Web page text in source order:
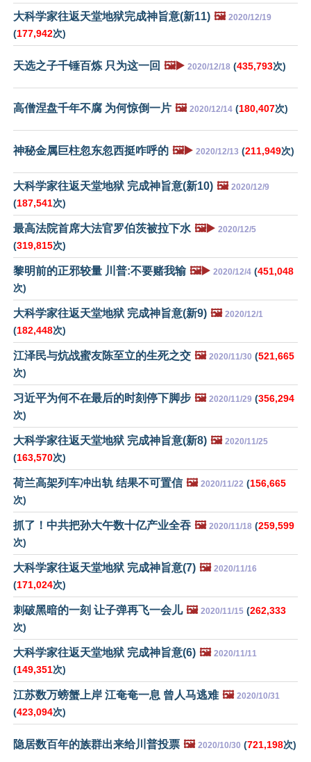
大科学家往返天堂地狱完成神旨意(新11) 🖼️ 2020/12/19
(177,942次)
天选之子千锤百炼 只为这一回 🖼️▶️ 2020/12/18 (435,793次)
高僧涅盘千年不腐 为何惊倒一片 🖼️ 2020/12/14 (180,407次)
神秘金属巨柱忽东忽西挺咋呼的 🖼️▶️ 2020/12/13 (211,949次)
大科学家往返天堂地狱 完成神旨意(新10) 🖼️ 2020/12/9
(187,541次)
最高法院首席大法官罗伯茨被拉下水 🖼️▶️ 2020/12/5
(319,815次)
黎明前的正邪较量 川普:不要赌我输 🖼️▶️ 2020/12/4 (451,048
次)
大科学家往返天堂地狱 完成神旨意(新9) 🖼️ 2020/12/1
(182,448次)
江泽民与炕战蜜友陈至立的生死之交 🖼️ 2020/11/30 (521,665
次)
习近平为何不在最后的时刻停下脚步 🖼️ 2020/11/29 (356,294
次)
大科学家往返天堂地狱 完成神旨意(新8) 🖼️ 2020/11/25
(163,570次)
荷兰高架列车冲出轨 结果不可置信 🖼️ 2020/11/22 (156,665
次)
抓了！中共把孙大午数十亿产业全吞 🖼️ 2020/11/18 (259,599
次)
大科学家往返天堂地狱 完成神旨意(7) 🖼️ 2020/11/16
(171,024次)
刺破黑暗的一刻 让子弹再飞一会儿 🖼️ 2020/11/15 (262,333
次)
大科学家往返天堂地狱 完成神旨意(6) 🖼️ 2020/11/11
(149,351次)
江苏数万螃蟹上岸 江奄奄一息 曾人马逃难 🖼️ 2020/10/31
(423,094次)
隐居数百年的族群出来给川普投票 🖼️ 2020/10/30 (721,198次)